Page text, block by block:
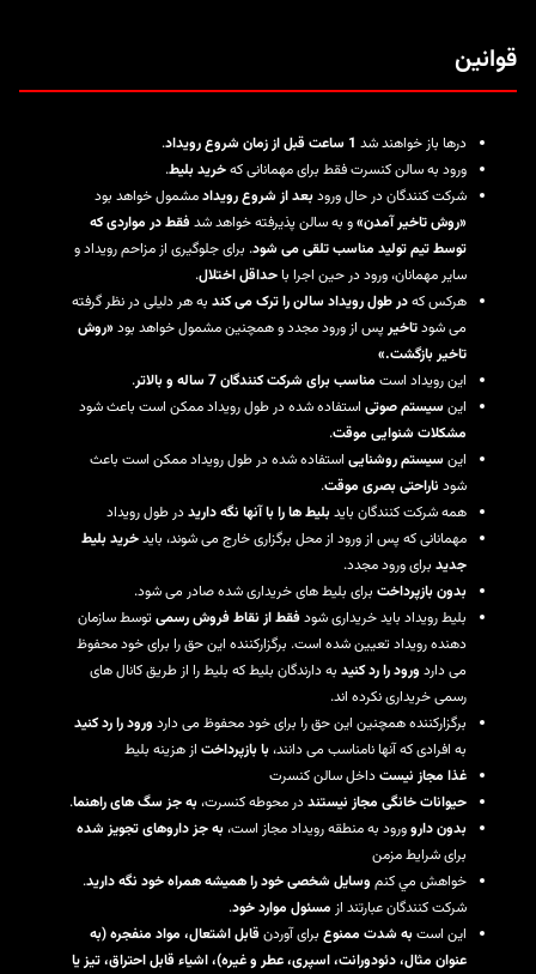
قوانین
درها باز خواهند شد 1 ساعت قبل از زمان شروع رویداد
.
ورود به سالن کنسرت فقط برای مهمانانی کهخرید بلیط.
شرکت کنندگان در حال ورودبعد از شروع رویدادمشمول خواهد بود
«روش تاخیر آمدن»و به سالن پذیرفته خواهد شد فقط در مواردی که
توسط تیم تولید مناسب تلقی می شود. برای جلوگیری از مزاحم رویداد و
سایر مهمانان، ورود در حین اجرا باحداقل اختلال.
هرکس کهدر طول رویداد سالن را ترک می کند به هر دلیلی در نظر گرفته
می شودتاخیرپس از ورود مجدد و همچنین مشمول خواهد بود«روش
تاخیر بازگشت.»
این رویداد است مناسب برای شرکت کنندگان 7 ساله و بالاتر
.
این سیستم صوتی استفاده شده در طول رویداد ممکن است باعث شود
مشکلات شنوایی موقت.
این سیستم روشنایی استفاده شده در طول رویداد ممکن است باعث
شود ناراحتی بصری موقت.
همه شرکت کنندگان بایدبلیط ها را با آنها نگه دارید در طول رویداد
مهمانانی که پس از ورود از محل برگزاری خارج می شوند، بایدخرید بلیط
جدید برای ورود مجدد.
بدون بازپرداخت برای بلیط های خریداری شده صادر می شود.
بلیط رویداد باید خریداری شود فقط از نقاط فروش رسمی توسط سازمان
دهنده رویداد تعیین شده است. برگزارکننده این حق را برای خود محفوظ
می دارد ورود را رد کنید به دارندگان بلیط که بلیط را از طریق کانال های
رسمی خریداری نکرده اند.
برگزارکننده همچنین این حق را برای خود محفوظ می دارد ورود را رد کنید
به افرادی که آنها نامناسب می دانند،با بازپرداخت از هزینه بلیط
غذا مجاز نیست داخل سالن کنسرت
حیوانات خانگی مجاز نیستند در محوطه کنسرت،به جز سگ های راهنما.
بدون داروورود به منطقه رویداد مجاز است،به جز داروهای تجویز شده
برای شرایط مزمن
خواهش مي کنم وسایل شخصی خود را همیشه همراه خود نگه دارید.
شرکت کنندگان عبارتند از مسئول موارد خود.
این استبه شدت ممنوع برای آوردن قابل اشتعال، مواد منفجره (به
عنوان مثال، دئودورانت، اسپری، عطر و غیره)، اشیاء قابل احتراق، تیز یا